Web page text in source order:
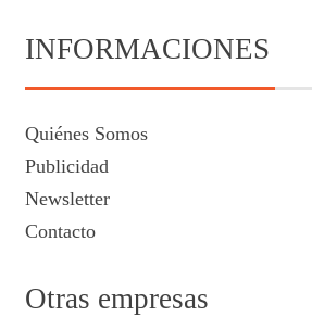
INFORMACIONES
Quiénes Somos
Publicidad
Newsletter
Contacto
Otras empresas